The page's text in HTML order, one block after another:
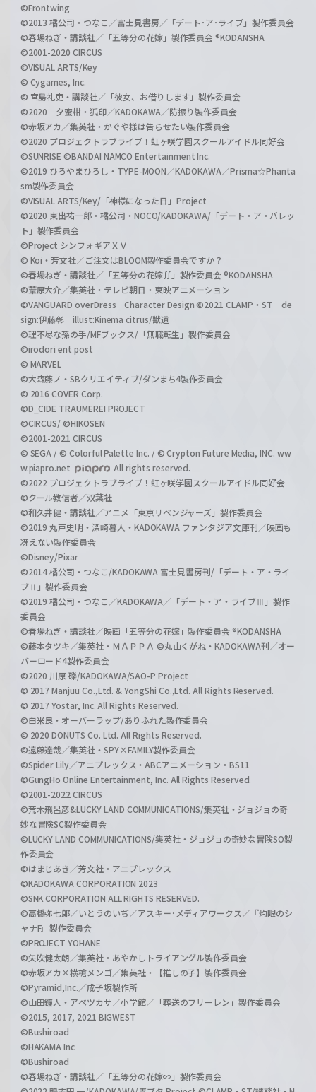
©Frontwing
©2013 橘公司・つなこ／富士見書房／「デート･ア･ライブ」製作委員会
©春場ねぎ・講談社／「五等分の花嫁」製作委員会 ®KODANSHA
©2001-2020 CIRCUS
©VISUAL ARTS/Key
© Cygames, Inc.
© 宮島礼吏・講談社／「彼女、お借りします」製作委員会
©2020 夕蜜柑・狐印／KADOKAWA／防振り製作委員会
©赤坂アカ／集英社・かぐや様は告らせたい製作委員会
©2020 プロジェクトラブライブ！虹ヶ咲学園スクールアイドル同好会
©SUNRISE ©BANDAI NAMCO Entertainment Inc.
©2019 ひろやまひろし・TYPE-MOON／KADOKAWA／Prisma☆Phanta
sm製作委員会
©VISUAL ARTS/Key/「神様になった日」Project
©2020 東出祐一郎・橘公司・NOCO/KADOKAWA/「デート・ア・バレッ
ト」製作委員会
©Project シンフォギアＸＶ
© Koi・芳文社／ご注文はBLOOM製作委員会ですか？
©春場ねぎ・講談社／「五等分の花嫁∬」製作委員会 ®KODANSHA
©葦原大介／集英社・テレビ朝日・東映アニメーション
©VANGUARD overDress Character Design ©2021 CLAMP・ST de
sign:伊藤彰 illust:Kinema citrus/獣道
©理不尽な孫の手/MFブックス/「無職転生」製作委員会
©irodori ent post
© MARVEL
©大森藤ノ・SBクリエイティブ/ダンまち4製作委員会
© 2016 COVER Corp.
©D_CIDE TRAUMEREI PROJECT
©CIRCUS/ ©HIKOSEN
©2001-2021 CIRCUS
© SEGA / © Colorful Palette Inc. / © Crypton Future Media, INC. ww
w.piapro.net
All rights reserved.
©2022 プロジェクトラブライブ！虹ヶ咲学園スクールアイドル同好会
©クール教信者／双葉社
©和久井健・講談社／アニメ「東京リベンジャーズ」製作委員会
©2019 丸戸史明・深崎暮人・KADOKAWA ファンタジア文庫刊／映画も
冴えない製作委員会
©Disney/Pixar
©2014 橘公司・つなこ/KADOKAWA 富士見書房刊/「デート・ア・ライ
ブⅡ」製作委員会
©2019 橘公司・つなこ／KADOKAWA／「デート・ア・ライブⅢ」製作
委員会
©春場ねぎ・講談社／映画「五等分の花嫁」製作委員会 ®KODANSHA
©藤本タツキ／集英社・ＭＡＰＰＡ ©丸山くがね・KADOKAWA刊／オー
バーロード4製作委員会
©2020 川原 礫/KADOKAWA/SAO-P Project
© 2017 Manjuu Co.,Ltd. & YongShi Co.,Ltd. All Rights Reserved.
© 2017 Yostar, Inc. All Rights Reserved.
©白米良・オーバーラップ/ありふれた製作委員会
© 2020 DONUTS Co. Ltd. All Rights Reserved.
©遠藤達哉／集英社・SPY×FAMILY製作委員会
©Spider Lily／アニプレックス・ABCアニメーション・BS11
©GungHo Online Entertainment, Inc. All Rights Reserved.
©2001-2022 CIRCUS
©荒木飛呂彦&LUCKY LAND COMMUNICATIONS/集英社・ジョジョの奇
妙な冒険SC製作委員会
©LUCKY LAND COMMUNICATIONS/集英社・ジョジョの奇妙な冒険SO製
作委員会
©はまじあき／芳文社・アニプレックス
©KADOKAWA CORPORATION 2023
©SNK CORPORATION ALL RIGHTS RESERVED.
©高橋弥七郎／いとうのいぢ／アスキー･メディアワークス／『灼眼のシ
ャナF』製作委員会
©PROJECT YOHANE
©矢吹健太朗／集英社・あやかしトライアングル製作委員会
©赤坂アカ×横槍メンゴ／集英社・【推しの子】製作委員会
©Pyramid,Inc.／成子坂製作所
©山田鐘人・アベツカサ／小学館／「葬送のフリーレン」製作委員会
©2015, 2017, 2021 BIGWEST
©Bushiroad
©HAKAMA Inc
©Bushiroad
©春場ねぎ・講談社／「五等分の花嫁∽」製作委員会